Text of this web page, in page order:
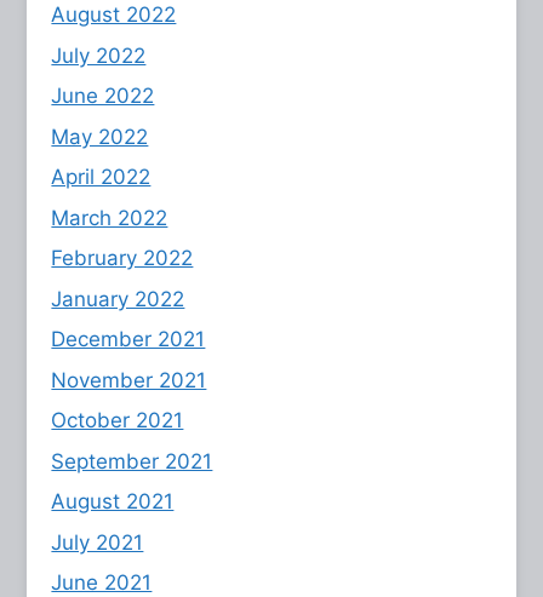
August 2022
July 2022
June 2022
May 2022
April 2022
March 2022
February 2022
January 2022
December 2021
November 2021
October 2021
September 2021
August 2021
July 2021
June 2021